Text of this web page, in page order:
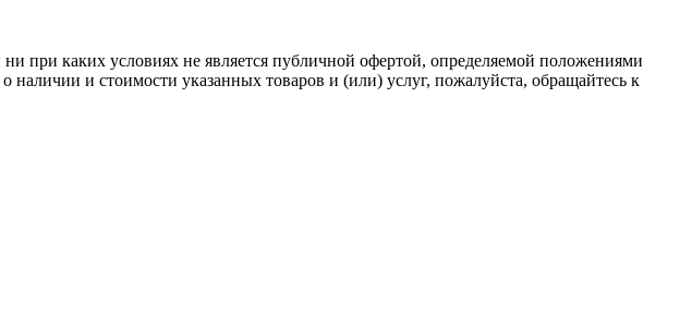
при каких условиях не является публичной офертой, определяемой положениями
и стоимости указанных товаров и (или) услуг, пожалуйста, обращайтесь к